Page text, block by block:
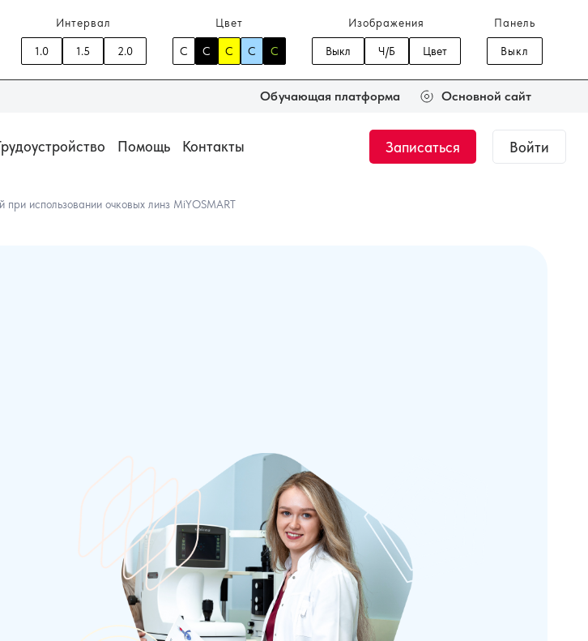
Интервал
1.0 1.5 2.0
Цвет
C C C C C
Изображения
Выкл Ч/Б Цвет
Панель
Выкл
Обучающая платформа Основной сайт
Популярное
Детская оптометрия
55 000 ₽
Ортокератология: от
основ до
экспертного уровня
72 часа 160 000 ₽
Практика подбора
ортокератологических
линз (ОКЛ)
16 часов
Помощь Контакты Записаться Войти
использовании очковых линз MiYOSMART